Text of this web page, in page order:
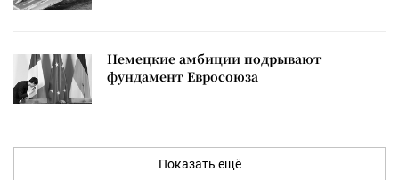
Немецкие амбиции подрывают
фундамент Евросоюза
Показать ещё